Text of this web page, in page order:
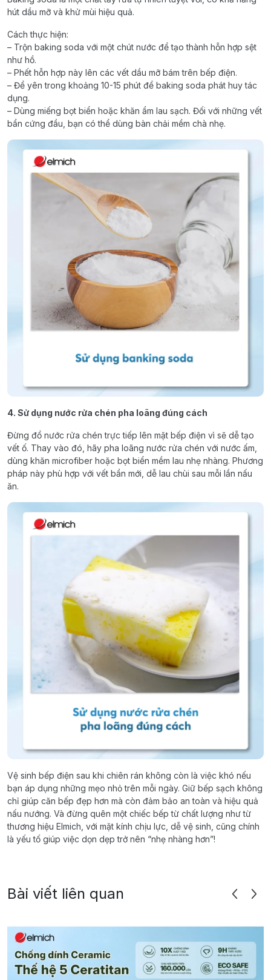
hút dầu mỡ và khử mùi hiệu quả.
Cách thực hiện:
– Trộn baking soda với một chút nước để tạo thành hỗn hợp sệt
như hồ.
– Phết hỗn hợp này lên các vết dầu mỡ bám trên bếp điện.
– Để yên trong khoảng 10-15 phút để baking soda phát huy tác
dụng.
– Dùng miếng bọt biển hoặc khăn ẩm lau sạch. Đối với những vết
bẩn cứng đầu, bạn có thể dùng bàn chải mềm chà nhẹ.
4. Sử dụng nước rửa chén pha loãng đúng cách
Đừng đổ nước rửa chén trực tiếp lên mặt bếp điện vì sẽ dễ tạo
vết ố. Thay vào đó, hãy pha loãng nước rửa chén với nước ấm,
dùng khăn microfiber hoặc bọt biển mềm lau nhẹ nhàng. Phương
pháp này phù hợp với vết bẩn mới, dễ lau chùi sau mỗi lần nấu
ăn.
Vệ sinh bếp điện sau khi chiên rán không còn là việc khó nếu
bạn áp dụng những mẹo nhỏ trên mỗi ngày. Giữ bếp sạch không
chỉ giúp căn bếp đẹp hơn mà còn đảm bảo an toàn và hiệu quả
nấu nướng. Và đừng quên một chiếc bếp từ chất lượng như từ
thương hiệu Elmich, với mặt kính chịu lực, dễ vệ sinh, cũng chính
là yếu tố giúp việc dọn dẹp trở nên “nhẹ nhàng hơn”!
Bài viết liên quan